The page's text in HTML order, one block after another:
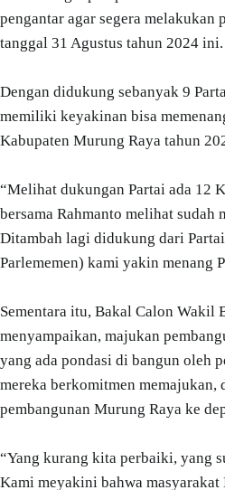
pengantar agar segera melakukan
tanggal 31 Agustus tahun 2024 ini.
Dengan didukung sebanyak 9
memiliki keyakinan bisa
Kabupaten Murung Raya tahun
“Melihat dukungan Partai ada 12
bersama Rahmanto melihat sudah
Ditambah lagi didukung dari
Parlememen) kami yakin menang
Sementara itu, Bakal Calon Wakil
menyampaikan, majukan
yang ada pondasi di bangun oleh
mereka berkomitmen memajukan,
pembangunan Murung Raya ke
“Yang kurang kita perbaiki, yang
Kami meyakini bahwa masyarakat